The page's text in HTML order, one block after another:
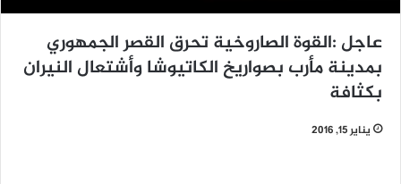
عاجل :القوة الصاروخية تحرق القصر الجمهوري
بمدينة مأرب بصواريخ الكاتيوشا وأشتعال النيران
بكثافة
يناير 15, 2016